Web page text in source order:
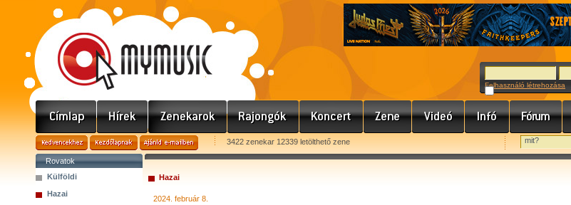
Felhasználó létrehozása
3422 zenekar 12339 letölthető zene
Rovatok
Külföldi
Hazai
Hazai
2024. február 8.